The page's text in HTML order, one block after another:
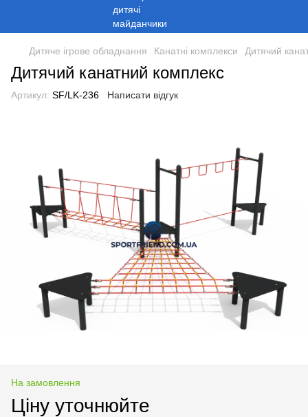
Дитяче ігрове обладнання Канатні комплекси Дитячий
Дитячий канатний комплекс
Артикул: SF/LK-236 Написати відгук
На замовлення
Ціну уточнюйте